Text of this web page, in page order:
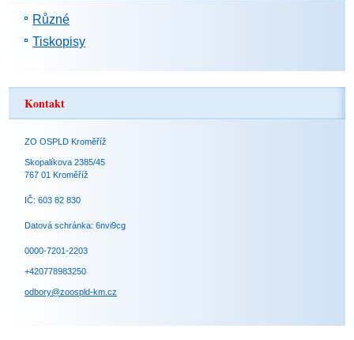
Různé
Tiskopisy
Kontakt
ZO OSPLD Kroměříž
Skopalíkova 2385/45
767 01 Kroměříž
IČ: 603 82 830
Datová schránka: 6nvi9cg
0000-7201-2203
+420778983250
odbory@zoospld-km.cz